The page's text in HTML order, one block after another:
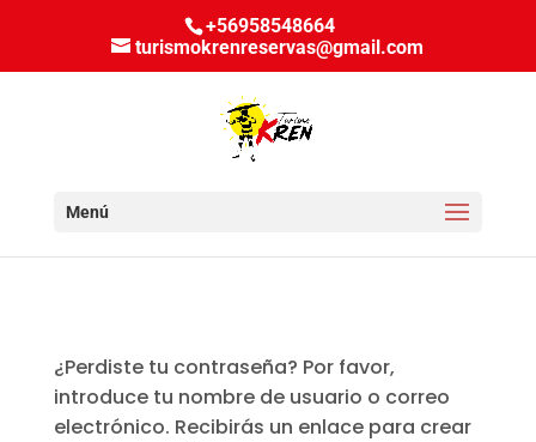
+56958548664
turismokrenreservas@gmail.com
Seleccionar página
¿Perdiste tu contraseña? Por favor,
introduce tu nombre de usuario o correo
electrónico. Recibirás un enlace para crear